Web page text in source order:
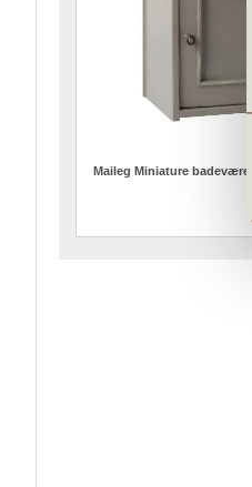
Maileg Gavepapir 10 m
Maileg Miniature